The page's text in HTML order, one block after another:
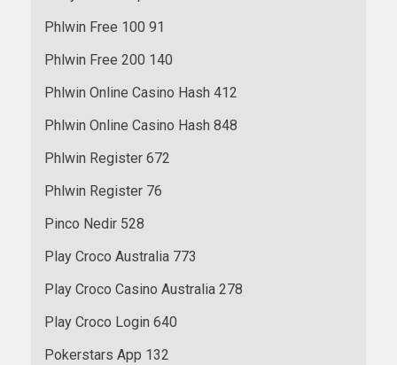
Phlwin Free 100 91
Phlwin Free 200 140
Phlwin Online Casino Hash 412
Phlwin Online Casino Hash 848
Phlwin Register 672
Phlwin Register 76
Pinco Nedir 528
Play Croco Australia 773
Play Croco Casino Australia 278
Play Croco Login 640
Pokerstars App 132